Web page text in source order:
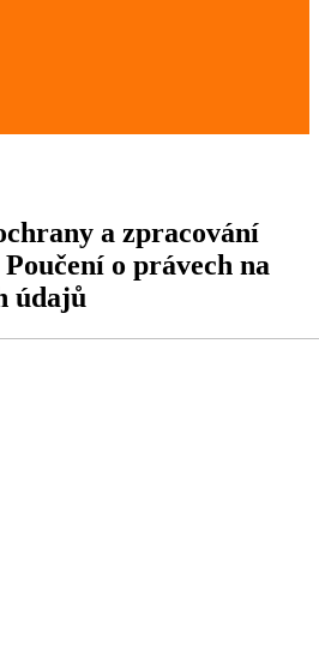
a zpracování
o právech na
údajů